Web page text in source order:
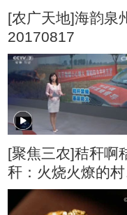
[农广天地]海韵泉
20170817
[聚焦三农]秸秆啊
秆：火烧火燎的村
部